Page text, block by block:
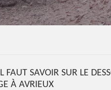
FAUT SAVOIR SUR LE
À AVRIEUX